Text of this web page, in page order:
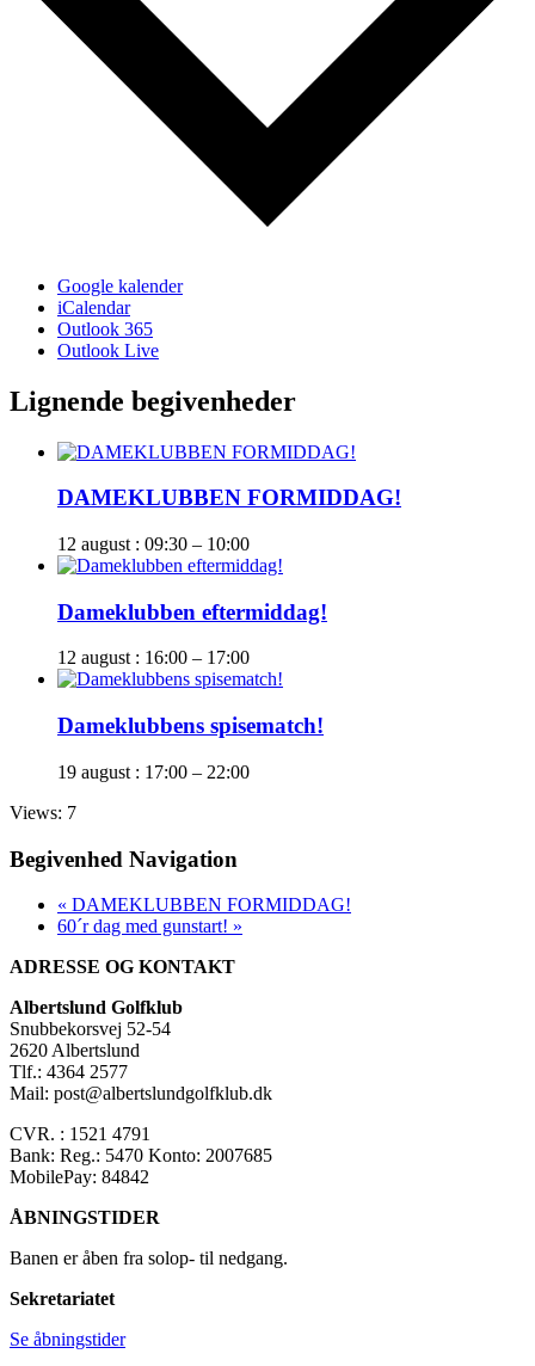
Google kalender
iCalendar
Outlook 365
Outlook Live
Lignende begivenheder
DAMEKLUBBEN FORMIDDAG!
12 august : 09:30 – 10:00
Dameklubben eftermiddag!
12 august : 16:00 – 17:00
Dameklubbens spisematch!
19 august : 17:00 – 22:00
Views: 7
Begivenhed Navigation
« DAMEKLUBBEN FORMIDDAG!
60´r dag med gunstart! »
ADRESSE OG KONTAKT
Albertslund Golfklub
Snubbekorsvej 52-54
2620 Albertslund
Tlf.: 4364 2577
Mail: post@albertslundgolfklub.dk
CVR. : 1521 4791
Bank: Reg.: 5470 Konto: 2007685
MobilePay: 84842
ÅBNINGSTIDER
Banen er åben fra solop- til nedgang.
Sekretariatet
Se åbningstider